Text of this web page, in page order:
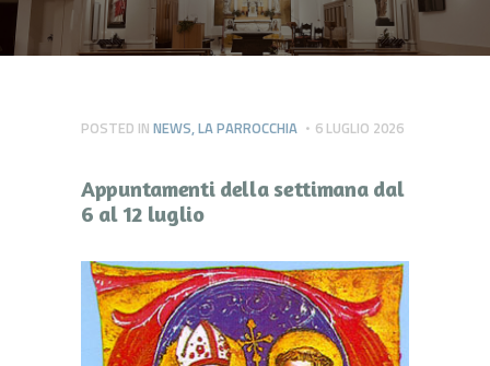
IL PARROCO
LE ATTIVITÀ
PIERABECH
CONTATTI
LOGIN
POSTED IN NEWS,LA PARROCCHIA 6 LUGLIO 2026
Appuntamenti della settimana dal
6 al 12 luglio